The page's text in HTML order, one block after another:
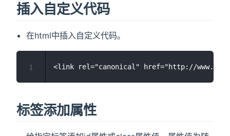
插入自定义代码
在html中插入自定义代码。
1
标签添加属性